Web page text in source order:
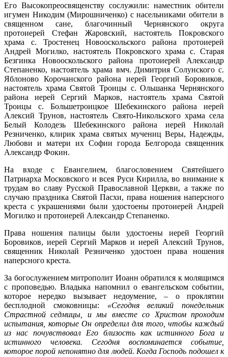
Его Высокопреосвященству сослужили: наместник обители
игумен Никодим (Мирошниченко) с насельниками обители в
священном сане, благочинный Чернянского округа
протоиерей Стефан Жаровский, настоятель Покровского
храма с. Тростенец Новооскольского района протоиерей
Андрей Могилко, настоятель Покровского храма с. Старая
Безгинка Новооскольского района протоиерей Александр
Степаненко, настоятель храма вмч. Димитрия Солунского с.
Яблоново Корочанского района иерей Георгий Боровиков,
настоятель храма Святой Троицы с. Ольшанка Чернянского
района иерей Сергий Марков, настоятель храма Святой
Троицы с. Большетроицкое Шебекинского района иерей
Алексий Трунов, настоятель Свято-Никольского храма села
Белый Колодезь Шебекинского района иерей Николай
Резниченко, клирик храма святых мучениц Веры, Надежды,
Любови и матери их Софии города Белгорода священник
Александр Фокин.
На входе с Евангелием, благословением Святейшего
Патриарха Московского и всея Руси Кирилла, во внимание к
трудам во славу Русской Православной Церкви, а также по
случаю праздника Святой Пасхи, права ношения наперсного
креста с украшениями были удостоены протоиерей Андрей
Могилко и протоиерей Александр Степаненко.
Права ношения палицы были удостоены иерей Георгий
Боровиков, иерей Сергий Марков и иерей Алексий Трунов,
священник Николай Резниченко удостоен права ношения
наперсного креста.
За богослужением митрополит Иоанн обратился к молящимся
с проповедью. Владыка напомнил о евангельском событии,
которое нередко вызывает недоумение, – о проклятии
бесплодной смоковницы: «Сегодня великий понедельник
Страстнойседмицы , и мы вместе со Христом проходим
испытания, которые Он определил для того, чтобы каждый
из нас почувствовал Его близость как истинного Бога и
истинного человека. Сегодня воспоминается событие,
которое порой непонятно для людей. Когда Господь подошел к